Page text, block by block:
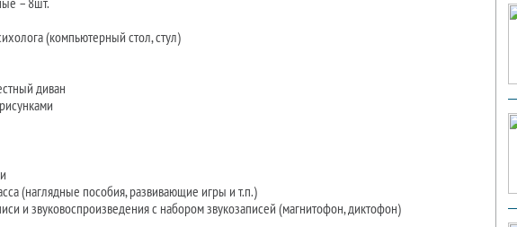
(компьютерный стол, стул)
диван
(наглядные пособия, развивающие игры и т.п.)
и звуковоспроизведения с набором звукозаписей (магнитофон, диктофон)